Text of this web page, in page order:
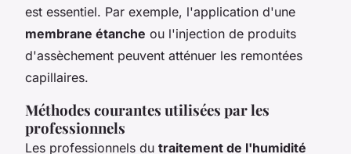
est essentiel. Par exemple, l'application d'une
membrane étanche ou l'injection de produits
d'assèchement peuvent atténuer les remontées
capillaires.
Méthodes courantes utilisées par les
professionnels
Les professionnels du traitement de l'humidité